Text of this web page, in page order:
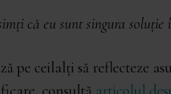
că eu sunt singura soluție
pe ceilalți să reflecteze
consultă articolul